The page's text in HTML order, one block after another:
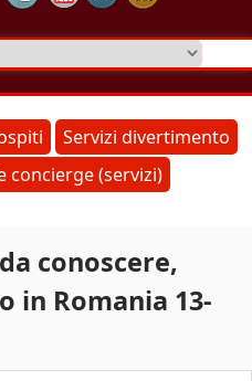
r
m
d
i
r
i
c
c
a
c
a
Servizi divertimento
concierge (servizi)
conoscere,
in Romania 13-